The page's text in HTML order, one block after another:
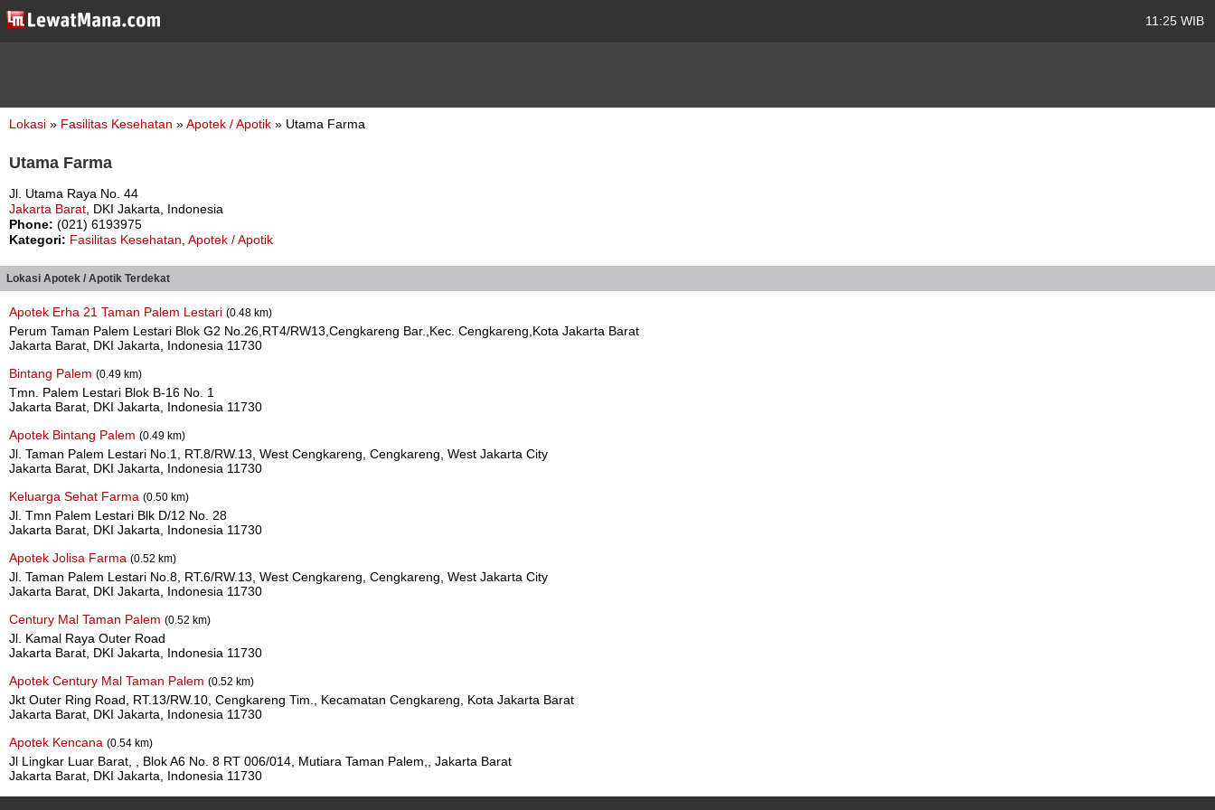
11:25 WIB
Lokasi » Fasilitas Kesehatan »Apotek / Apotik » Utama Farma
Utama Farma
Jl. Utama Raya No. 44
Jakarta Barat , DKI Jakarta, Indonesia
Phone: (021) 6193975
Kategori: Fasilitas Kesehatan Apotek / Apotik
Lokasi Apotek / Apotik Terdekat
Apotek Erha 21 Taman Palem Lestari (0.48 km)
Perum Taman Palem Lestari Blok G2 No.26,RT4/RW13,Cengkareng Bar.,Kec. Cengkareng,Kota Jakarta Barat
Jakarta Barat, DKI Jakarta, Indonesia 11730
Bintang Palem (0.49 km)
Tmn. Palem Lestari Blok B-16 No. 1
Jakarta Barat, DKI Jakarta, Indonesia 11730
Apotek Bintang Palem (0.49 km)
Jl. Taman Palem Lestari No.1, RT.8/RW.13, West Cengkareng, Cengkareng, West Jakarta City
Jakarta Barat, DKI Jakarta, Indonesia 11730
Keluarga Sehat Farma (0.50 km)
Jl. Tmn Palem Lestari Blk D/12 No. 28
Jakarta Barat, DKI Jakarta, Indonesia 11730
Apotek Jolisa Farma (0.52 km)
Jl. Taman Palem Lestari No.8, RT.6/RW.13, West Cengkareng, Cengkareng, West Jakarta City
Jakarta Barat, DKI Jakarta, Indonesia 11730
Century Mal Taman Palem (0.52 km)
Jl. Kamal Raya Outer Road
Jakarta Barat, DKI Jakarta, Indonesia 11730
Apotek Century Mal Taman Palem (0.52 km)
Jkt Outer Ring Road, RT.13/RW.10, Cengkareng Tim., Kecamatan Cengkareng, Kota Jakarta Barat
Jakarta Barat, DKI Jakarta, Indonesia 11730
Apotek Kencana (0.54 km)
Jl Lingkar Luar Barat, , Blok A6 No. 8 RT 006/014, Mutiara Taman Palem,, Jakarta Barat
Jakarta Barat, DKI Jakarta, Indonesia 11730